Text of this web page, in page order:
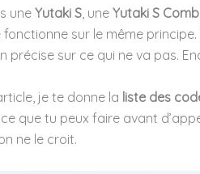
uneYutaki S, une Yutaki S
sur le même
précise sur ce qui ne va pas.
je te donne la liste des
que tu peux faire avant
ne le croit.